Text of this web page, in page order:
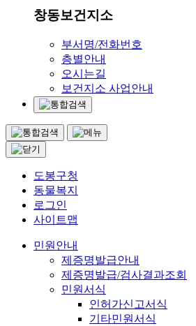
창동보건지소
부서명/전화번호
층별안내
오시는길
보건지소 사업안내
도봉구청
동물복지
로그인
사이트맵
민원안내
제증명발급안내
제증명발급/검사결과조회
민원서식
인허가신고서식
기타민원서식